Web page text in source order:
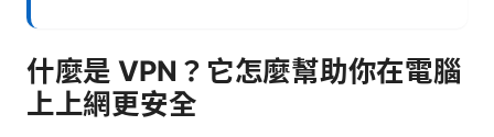
什麼是 VPN？它怎麼幫助你在電腦
上上網更安全